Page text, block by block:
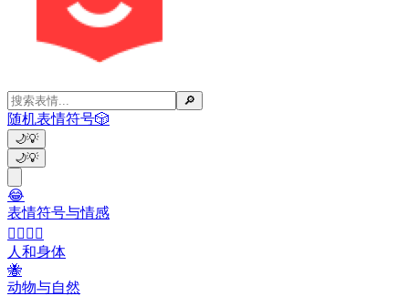
🔎
随机表情符号🎲
🌙💡
🌙💡
😂
表情符号与情感
👩‍❤️‍💋‍👨
人和身体
🐝
动物与自然